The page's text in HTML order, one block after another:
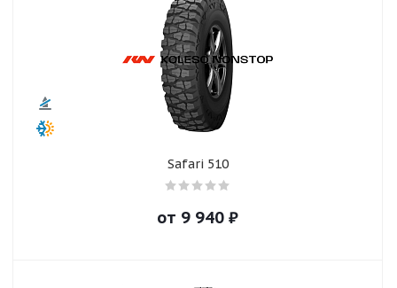
Safari 510
от 9 940 ₽